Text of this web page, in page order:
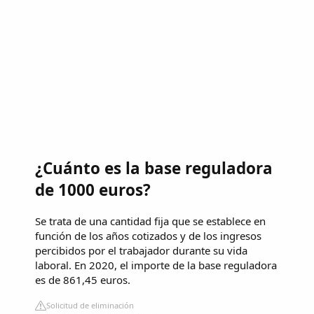
¿Cuánto es la base reguladora
de 1000 euros?
Se trata de una cantidad fija que se establece en
función de los años cotizados y de los ingresos
percibidos por el trabajador durante su vida
laboral. En 2020, el importe de la base reguladora
es de 861,45 euros.
Solicitud de eliminación